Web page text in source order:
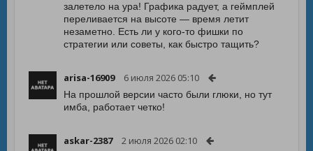
залетело на ура! Графика радует, а геймплей
переливается на высоте — время летит
незаметно. Есть ли у кого-то фишки по
стратегии или советы, как быстро тащить?
arisa-16909 6 июля 2026 05:10
На прошлой версии часто были глюки, но тут
имба, работает четко!
askar-2387 2 июля 2026 02:10